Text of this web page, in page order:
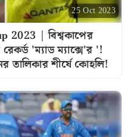
25 Oct 2023
2023 | বিশ্বকাপের
'ম্যাড ম্যাক্সে'র '!
তালিকার শীর্ষে কোহলি!